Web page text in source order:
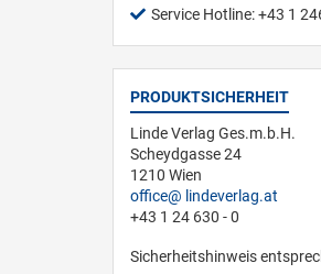
Service Hotline: +43 1
PRODUKTSICHERHEIT
Linde Verlag Ges.m.b.H.
Scheydgasse 24
1210 Wien
office
lindeverlag.at
+43 1 24 630 - 0
Sicherheitshinweis